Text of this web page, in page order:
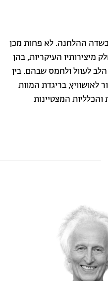
בשדה ההלחנה. לא פחות מכן
מיצירותיו העיקריות, בהן
לעוול ולחמס שבהם. בין
לאושוויץ, בריגדת המוות
והכלליות המצטיינות